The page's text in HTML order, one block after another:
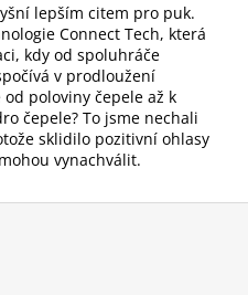
lepším citem pro puk.
Connect Tech, která
kdy od spoluhráče
v prodloužení
poloviny čepele až k
čepele? To jsme nechali
sklidilo pozitivní ohlasy
vynachválit.